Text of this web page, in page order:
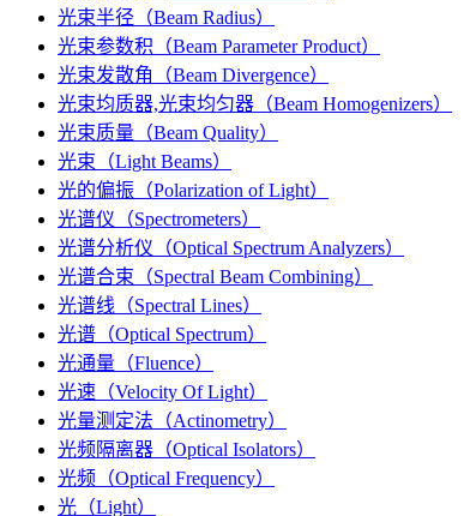
光束半径（Beam Radius）
光束参数积（Beam Parameter Product）
光束发散角（Beam Divergence）
光束均质器,光束均匀器（Beam Homogenizers）
光束质量（Beam Quality）
光束（Light Beams）
光的偏振（Polarization of Light）
光谱仪（Spectrometers）
光谱分析仪（Optical Spectrum Analyzers）
光谱合束（Spectral Beam Combining）
光谱线（Spectral Lines）
光谱（Optical Spectrum）
光通量（Fluence）
光速（Velocity Of Light）
光量测定法（Actinometry）
光频隔离器（Optical Isolators）
光频（Optical Frequency）
光（Light）